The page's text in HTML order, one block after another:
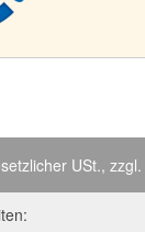
USt., zzgl.